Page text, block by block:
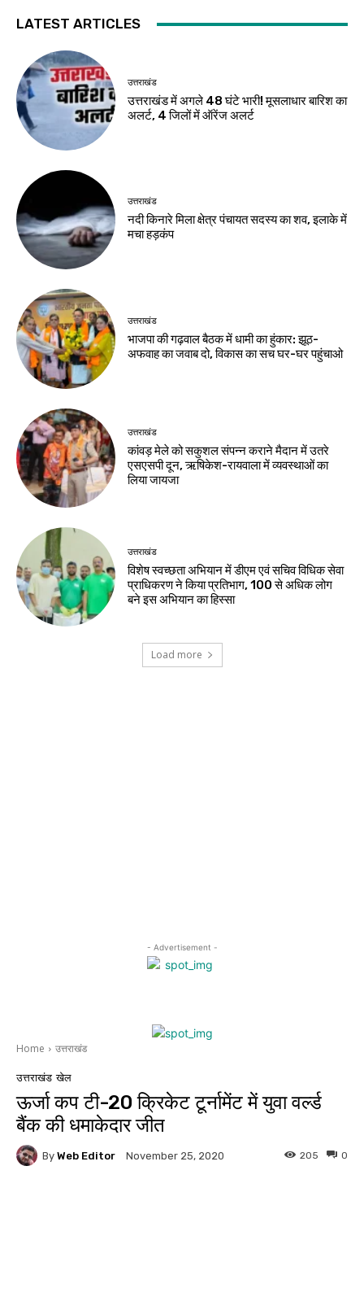
LATEST ARTICLES
उत्तराखंड
उत्तराखंड में अगले 48 घंटे भारी! मूसलाधार बारिश का
अलर्ट, 4 जिलों में ऑरेंज अलर्ट
उत्तराखंड
नदी किनारे मिला क्षेत्र पंचायत सदस्य का शव, इलाके में
मचा हड़कंप
उत्तराखंड
भाजपा की गढ़वाल बैठक में धामी का हुंकार: झूठ-
अफवाह का जवाब दो, विकास का सच घर-घर पहुंचाओ
उत्तराखंड
कांवड़ मेले को सकुशल संपन्न कराने मैदान में उतरे
एसएसपी दून, ऋषिकेश-रायवाला में व्यवस्थाओं का
लिया जायजा
उत्तराखंड
विशेष स्वच्छता अभियान में डीएम एवं सचिव विधिक सेवा
प्राधिकरण ने किया प्रतिभाग, 100 से अधिक लोग
बने इस अभियान का हिस्सा
Load more
- Advertisement -